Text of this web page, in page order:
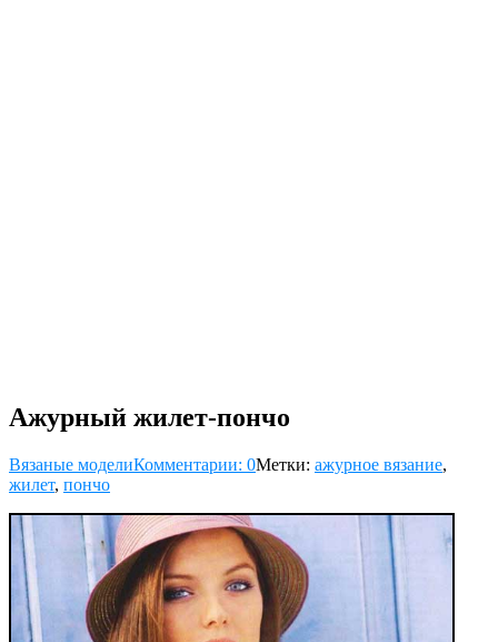
Ажурный жилет-пончо
Вязаные моделиКомментарии: 0Метки: ажурное вязание,
жилет, пончо